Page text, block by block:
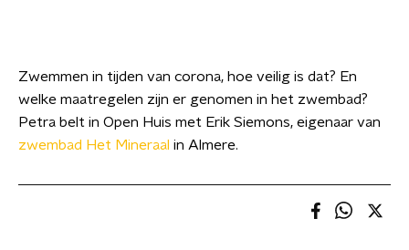
Zwemmen in tijden van corona, hoe veilig is dat? En
welke maatregelen zijn er genomen in het zwembad?
Petra belt in Open Huis met Erik Siemons, eigenaar van
zwembad Het Mineraal in Almere.